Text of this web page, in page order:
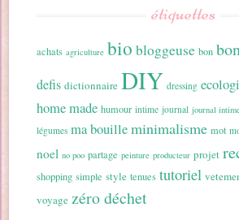
étiquettes
achats agriculture bio bloggeuse bon
defis dictionnaire DIY dressing
home made humour intime journal journal
légumes ma bouilleminimalisme mot
noel no poo partage peinture producteur projet
shopping simple style tenues tutoriel
voyage zéro déchet